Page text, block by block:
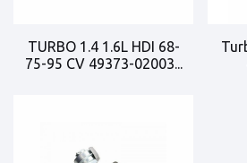
TURBO 1.4 1.6L HDI 68-
75-95 CV 49373-02003...